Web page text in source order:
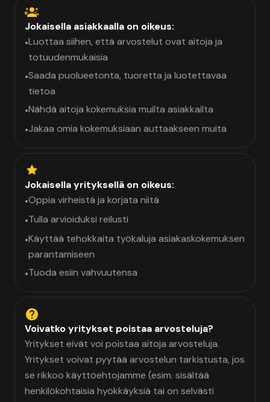
Jokaisella asiakkaalla on oikeus:
•Luottaa siihen, että arvostelut ovat aitoja ja
totuudenmukaisia
•Saada puolueetonta, tuoretta ja luotettavaa
tietoa
•Nähdä aitoja kokemuksia muilta asiakkailta
•Jakaa omia kokemuksiaan auttaakseen muita
Jokaisella yrityksellä on oikeus:
•Oppia virheistä ja korjata niitä
•Tulla arvioiduksi reilusti
•Käyttää tehokkaita työkaluja asiakaskokemuksen
parantamiseen
•Tuoda esiin vahvuutensa
Voivatko yritykset poistaa arvosteluja?
Yritykset eivät voi poistaa aitoja arvosteluja.
Yritykset voivat pyytää arvostelun tarkistusta, jos
se rikkoo käyttöehtojamme (esim. sisältää
henkilökohtaisia hyökkäyksiä tai on selvästi